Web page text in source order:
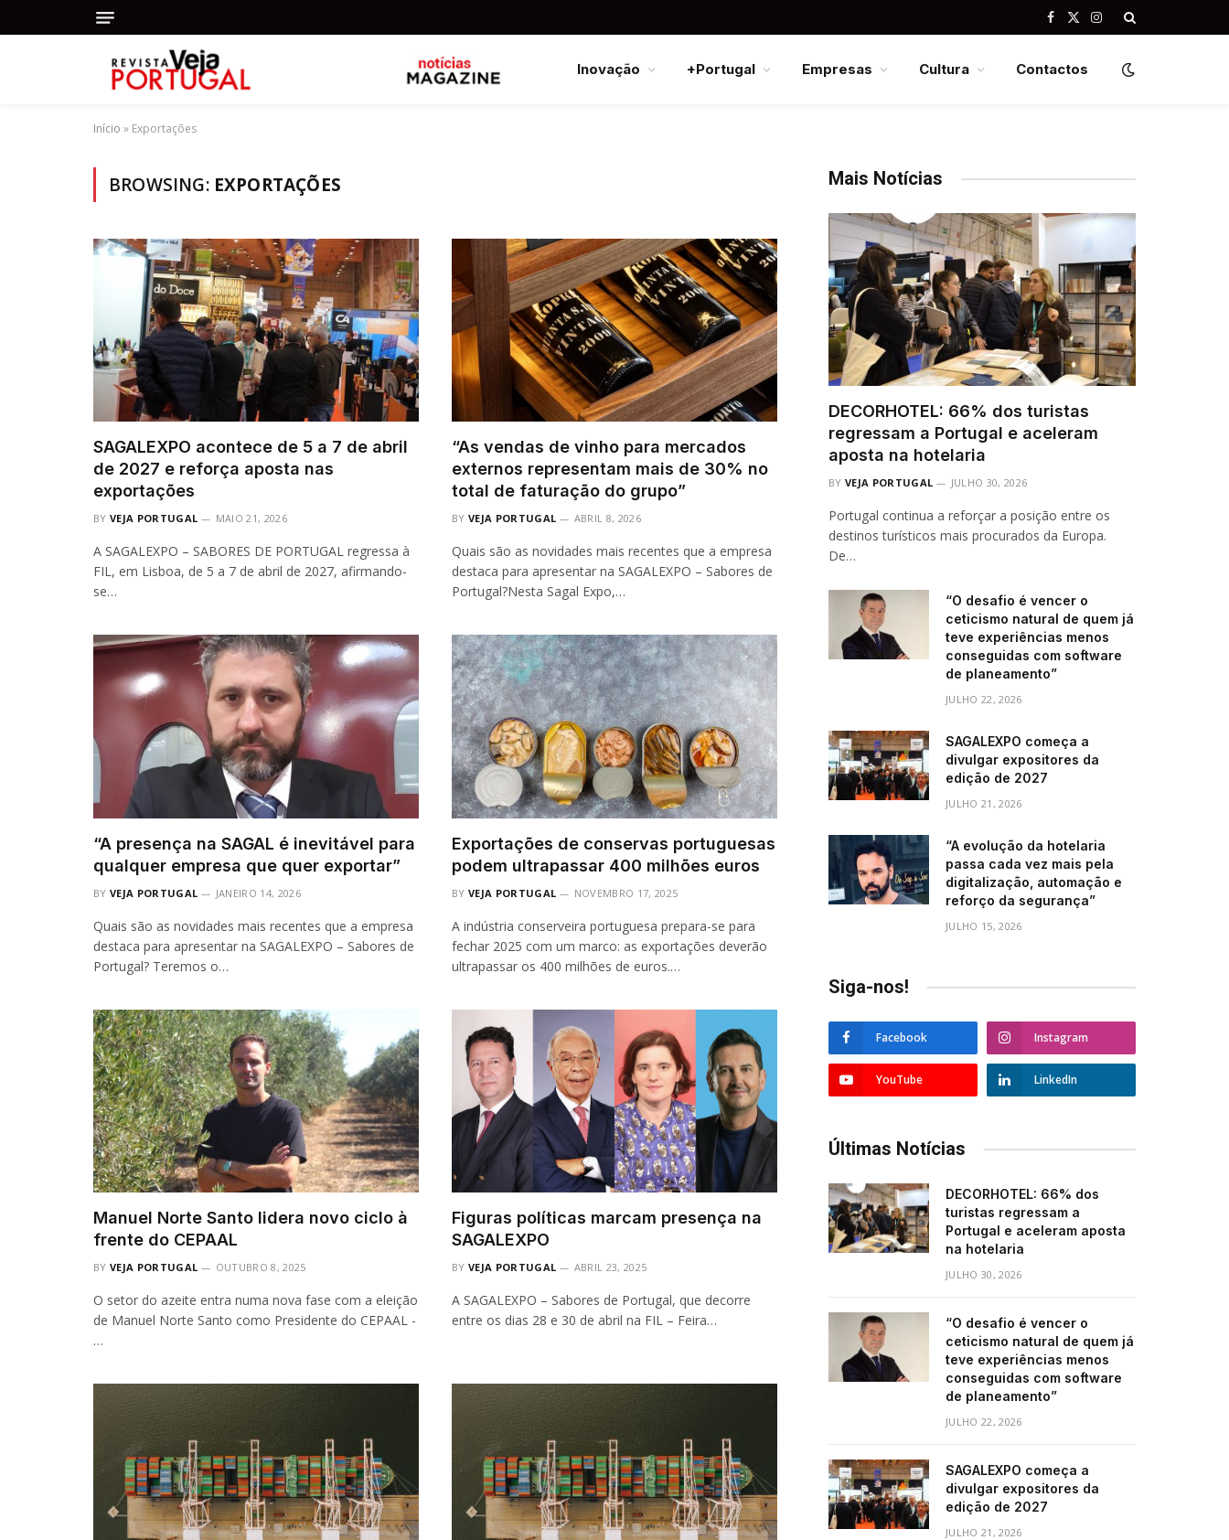
Facebook
X
Instagram
Inovação +Portugal Empresas Cultura Contactos
Início » Exportações
BROWSING: EXPORTAÇÕES
SAGALEXPO acontece de 5 a 7 de abril
de 2027 e reforça aposta nas
exportações
BY VEJA PORTUGAL MAIO 21, 2026
A SAGALEXPO – SABORES DE PORTUGAL regressa à
FIL, em Lisboa, de 5 a 7 de abril de 2027, afirmando-
se…
“As vendas de vinho para mercados
externos representam mais de 30% no
total de faturação do grupo”
BY VEJA PORTUGAL ABRIL 8, 2026
Quais são as novidades mais recentes que a empresa
destaca para apresentar na SAGALEXPO – Sabores de
Portugal?Nesta Sagal Expo,…
“A presença na SAGAL é inevitável para
qualquer empresa que quer exportar”
BY VEJA PORTUGAL JANEIRO 14, 2026
Quais são as novidades mais recentes que a empresa
destaca para apresentar na SAGALEXPO – Sabores de
Portugal? Teremos o…
Exportações de conservas portuguesas
podem ultrapassar 400 milhões euros
BY VEJA PORTUGAL NOVEMBRO 17, 2025
A indústria conserveira portuguesa prepara-se para
fechar 2025 com um marco: as exportações deverão
ultrapassar os 400 milhões de euros.…
Manuel Norte Santo lidera novo ciclo à
frente do CEPAAL
BY VEJA PORTUGAL OUTUBRO 8, 2025
O setor do azeite entra numa nova fase com a eleição
de Manuel Norte Santo como Presidente do CEPAAL -
…
Figuras políticas marcam presença na
SAGALEXPO
BY VEJA PORTUGAL ABRIL 23, 2025
A SAGALEXPO – Sabores de Portugal, que decorre
entre os dias 28 e 30 de abril na FIL – Feira…
Mais Notícias
DECORHOTEL: 66% dos turistas
regressam a Portugal e aceleram
aposta na hotelaria
BY VEJA PORTUGAL JULHO 30, 2026
Portugal continua a reforçar a posição entre os
destinos turísticos mais procurados da Europa.
De…
“O desafio é vencer o
ceticismo natural de quem já
teve experiências menos
conseguidas com software
de planeamento”
JULHO 22, 2026
SAGALEXPO começa a
divulgar expositores da
edição de 2027
JULHO 21, 2026
“A evolução da hotelaria
passa cada vez mais pela
digitalização, automação e
reforço da segurança”
JULHO 15, 2026
Siga-nos!
Facebook Instagram
YouTube LinkedIn
Últimas Notícias
DECORHOTEL: 66% dos
turistas regressam a
Portugal e aceleram aposta
na hotelaria
JULHO 30, 2026
“O desafio é vencer o
ceticismo natural de quem já
teve experiências menos
conseguidas com software
de planeamento”
JULHO 22, 2026
SAGALEXPO começa a
divulgar expositores da
edição de 2027
JULHO 21, 2026